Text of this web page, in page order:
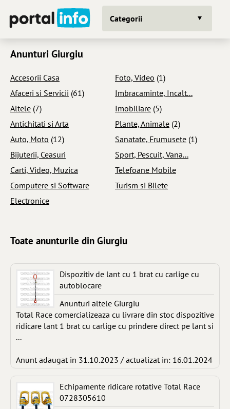
Categorii
Anunturi Giurgiu
Accesorii Casa
Afaceri si Servicii (61)
Altele (7)
Antichitati si Arta
Auto, Moto (12)
Bijuterii, Ceasuri
Carti, Video, Muzica
Computere si Software
Electronice
Foto, Video (1)
Imbracaminte, Incalt...
Imobiliare (5)
Plante, Animale (2)
Sanatate, Frumusete (1)
Sport, Pescuit, Vana...
Telefoane Mobile
Turism si Bilete
Toate anunturile din Giurgiu
Dispozitiv de lant cu 1 brat cu carlige cu
autoblocare
Anunturi altele Giurgiu
Total Race comercializeaza cu livrare din stoc dispozitive
ridicare lant 1 brat cu carlige cu prindere direct pe lant si
...
Anunt adaugat in 31.10.2023 / actualizat in: 16.01.2024
Echipamente ridicare rotative Total Race
0728305610